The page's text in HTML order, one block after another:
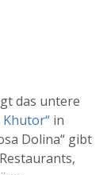
das untere
Khutor“ in
Dolina“ gibt